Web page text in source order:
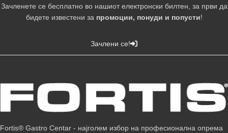
Зачленете се бесплатно во нашиот електронски билтен, за први да
бидете известени за промоции, понуди и попусти!
Зачлени се!
Fortis® Gastro Centar - најголем избор на професионална опрема